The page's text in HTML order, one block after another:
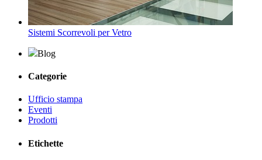
Sistemi Scorrevoli per Vetro
Blog
Categorie
Ufficio stampa
Eventi
Prodotti
Etichette